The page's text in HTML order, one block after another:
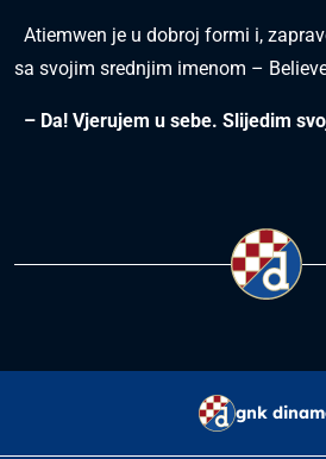
Atiemwen je u dobroj formi i,
sa svojim srednjim imenom –
– Da! Vjerujem u sebe. Slijedim
gnk